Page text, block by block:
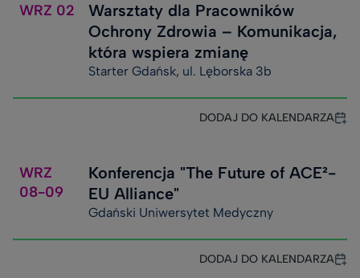
WRZ 02
Warsztaty dla Pracowników
Ochrony Zdrowia – Komunikacja,
która wspiera zmianę
Starter Gdańsk, ul. Lęborska 3b
DODAJ DO KALENDARZA
WRZ
08-09
Konferencja "The Future of ACE²-
EU Alliance"
Gdański Uniwersytet Medyczny
DODAJ DO KALENDARZA